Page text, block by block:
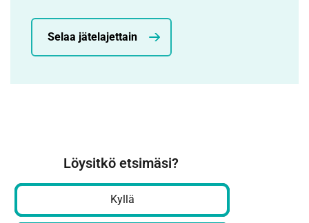
Selaa jätelajettain
Löysitkö etsimäsi?
Kyllä